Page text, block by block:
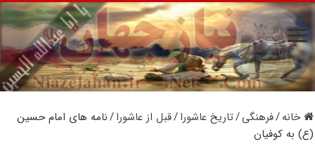
خانه/فرهنگی/تاریخ عاشورا/قبل از عاشورا/نامه های امام حسین
(ع) به کوفیان